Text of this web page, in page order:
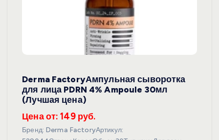
Derma FactoryАмпульная сыворотка
для лица PDRN 4% Ampoule 30мл
(Лучшая цена)
Цена от: 149 руб.
Бренд: Derma FactoryАртикул: